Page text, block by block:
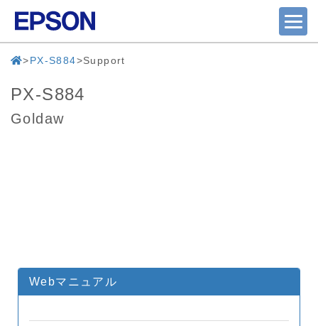
PX-S884 Support
PX-S884
Goldaw